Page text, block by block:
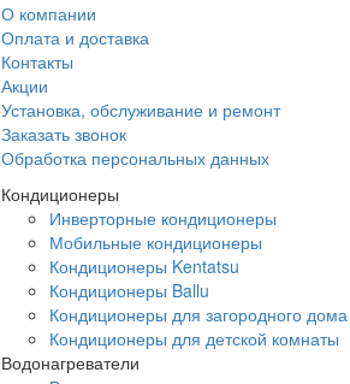
О компании
Оплата и доставка
Контакты
Акции
Установка, обслуживание и ремонт
Заказать звонок
Обработка персональных данных
Кондиционеры
Инверторные кондиционеры
Мобильные кондиционеры
Кондиционеры Kentatsu
Кондиционеры Ballu
Кондиционеры для загородного дома
Кондиционеры для детской комнаты
Водонагреватели